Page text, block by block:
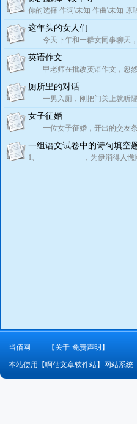
你的选择 作词\未知 作曲\未知 原
这年头的女人们
今天下午和一群女同事聊天
英语作文
甲老师在批改英语作文，忽
厕所里的对话
一男入厕，刚把门关上就听隔
女子征婚
一位女子征婚，开出的交友
一组语文试卷中的诗句填空
1、____________，为伊消得人憔
当佰网
【关于·免责声明】
本站使用【啊估文章软件站】网站系统